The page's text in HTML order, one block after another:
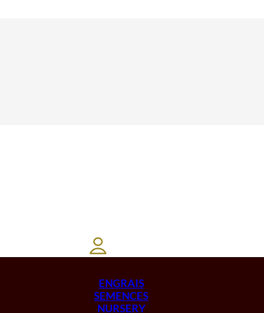
ENGRAIS
SEMENCES
NURSERY